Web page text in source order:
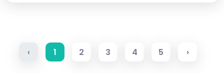
‹ 1 2 3 4 5 ›